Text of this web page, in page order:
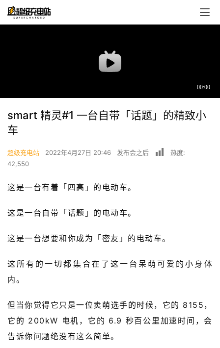
页
超
报
级
有
常
开
新
smart 精灵#1 一台自带「话题」的精致小
车
超级充电站 2022年4月27日 20:46 发布会之后
热度:
42,550
这是一台有着「四高」的电动车。
这是一台自带「话题」的电动车。
这是一台想要和你成为「密友」的电动车。
这所有的一切都集合在了这一台呆萌可爱的小身体
内。
但当你觉得它只是一位卖萌选手的时候，它的 8155，
它的 200kW 电机，它的 6.9 秒百公里加速时间，会
告诉你问题绝没有这么简单。